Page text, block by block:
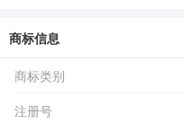
商标信息
商标类别
注册号